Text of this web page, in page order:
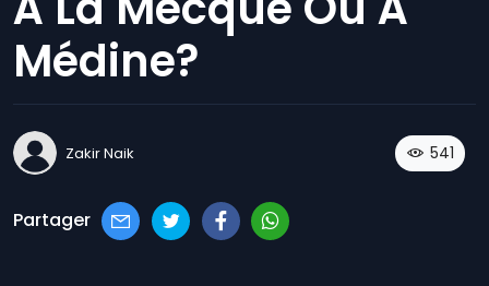
Médine?
Zakir Naik 541
Partager